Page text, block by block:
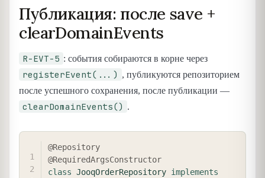
Публикация: после save +
clearDomainEvents
R-EVT-5 : события собираются в корне через
registerEvent(...) , публикуются репозиторием
после успешного сохранения, после публикации —
clearDomainEvents() .
@Repository
@RequiredArgsConstructor
class JooqOrderRepository implements